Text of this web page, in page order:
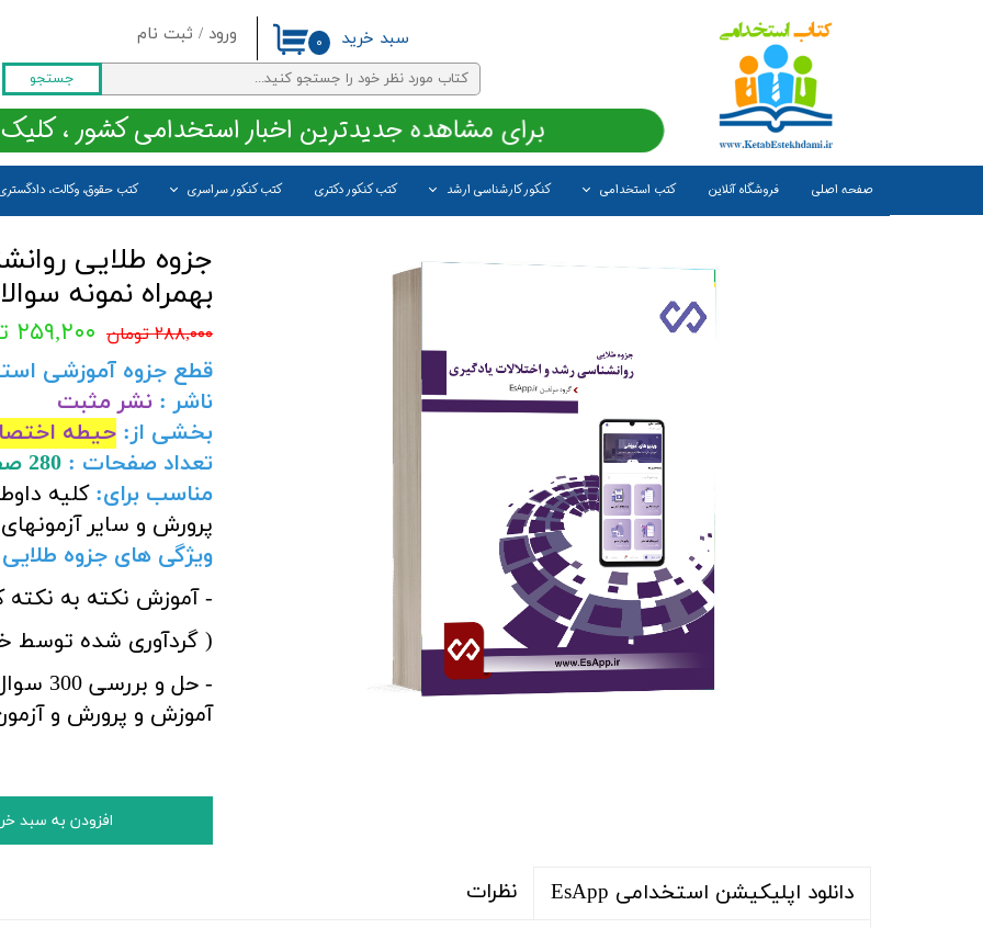
ورود / ثبت نام
حساب کاربری من
تغییر گذر واژه
سفارشات
خروج از حساب کاربری
جستجو
صفحه اصلی فروشگاه آنلاین کتب استخدامی کنکور کارشناسی ارشد کتب کنکور دکتری کتب کنکور سراسری کتب حقوق، وکالت،
۰ سبد خرید
برای مشاهده جدیدترین اخبار استخدامی کشور ،
جزوه طلایی
بهمراه نمونه
۲۸۸,۰۰۰ تومان ۲۵۹,۲۰۰ تومان
قطع جزوه آموزشی
ناشر : نشر مثبت
بخشی از: حیطه
تعداد صفحات :
مناسب برای: کلیه
پرورش و سایر
ویژگی های جزوه
- آموزش نکته به نکته
( گردآوری شده توسط
- حل
آموزش و پرورش و
افزودن به سبد
دانلود اپلیکیشن استخدامی EsApp نظرات